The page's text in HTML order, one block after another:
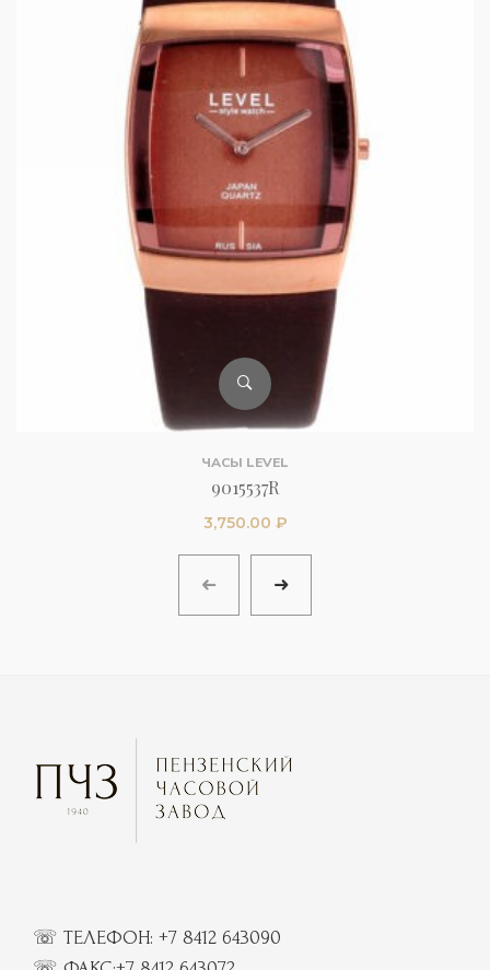
ЧАСЫ LEVEL
9015537R
3,750.00 ₽
☏ ТЕЛЕФОН: +7 8412 643090